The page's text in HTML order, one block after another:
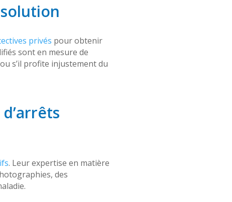
privés pour obtenir
sont en mesure de
s’il profite injustement du
. Leur expertise en matière
des